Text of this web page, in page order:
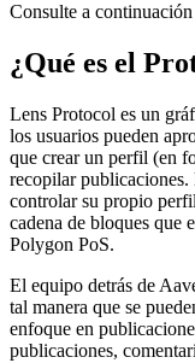
Consulte a
¿Qué es el
Lens Protocol es un
los usuarios pueden
que crear un perfil (en
recopilar
controlar su propio
cadena de bloques que
Polygon PoS.
El equipo detrás de
tal manera que se
enfoque en
publicaciones,